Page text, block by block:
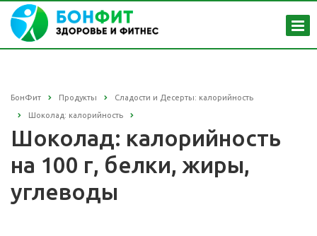
БонФит Продукты Сладости и Десерты: калорийность
Шоколад: калорийность
Шоколад: калорийность
на 100 г, белки, жиры,
углеводы